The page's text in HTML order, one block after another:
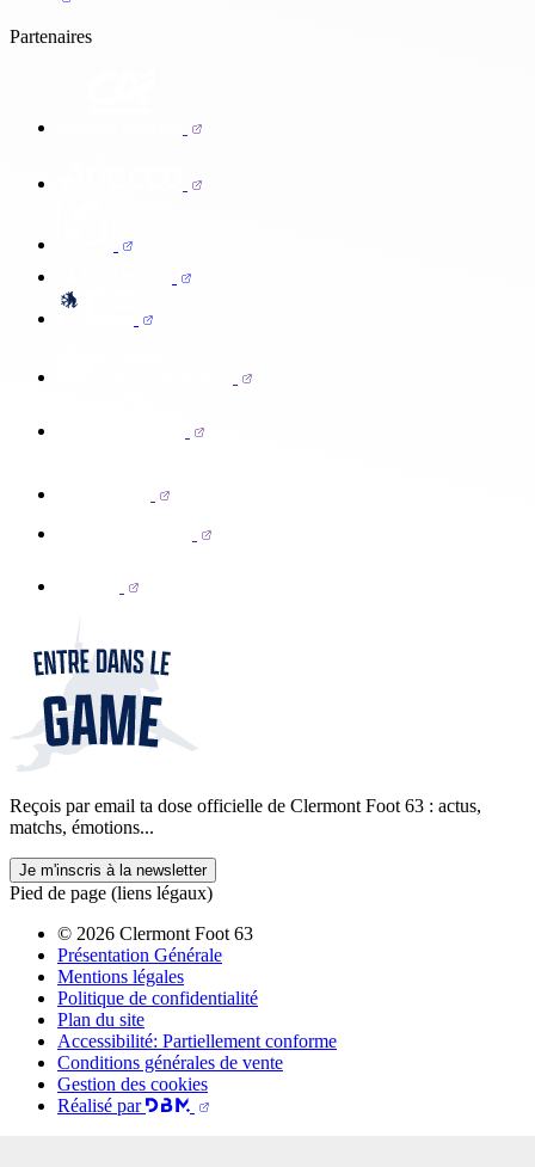
Partenaires
Reçois par email ta dose officielle de Clermont Foot 63 : actus,
matchs, émotions...
Je m'inscris à la newsletter
Pied de page (liens légaux)
© 2026 Clermont Foot 63
Présentation Générale
Mentions légales
Politique de confidentialité
Plan du site
Accessibilité: Partiellement conforme
Conditions générales de vente
Gestion des cookies
Réalisé par